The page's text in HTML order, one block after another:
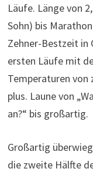
Läufe. Länge von
Sohn) bis
Zehner-Bestzeit in
ersten Läufe mit
Temperaturen von
plus. Laune von
an?“ bis großartig.
Großartig
die zweite Hälfte